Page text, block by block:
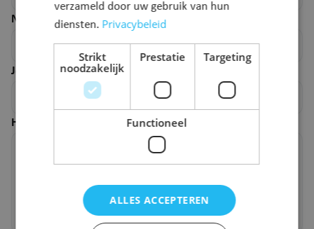
Naam
Je e-mailadres*
Hoe kunnen we deze pagina verbeteren?
verzameld door uw gebruik van hun
diensten. Privacybeleid
Strikt
noodzakelijk
Prestatie Targeting
Functioneel
ALLES ACCEPTEREN